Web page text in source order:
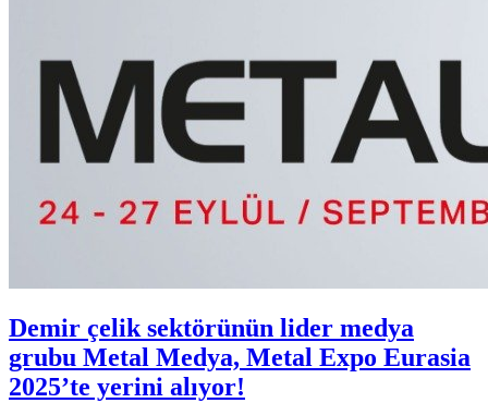
Demir çelik sektörünün lider medya
grubu Metal Medya, Metal Expo Eurasia
2025’te yerini alıyor!